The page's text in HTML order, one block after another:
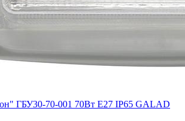
ГБУ30-70-001 70Вт E27 IP65 GALAD